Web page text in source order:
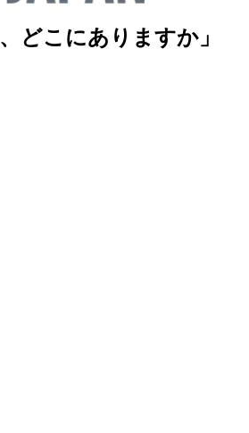
「あれ、どこにありますか？」が無くなった。"良いコミュニケーション"をNotionで